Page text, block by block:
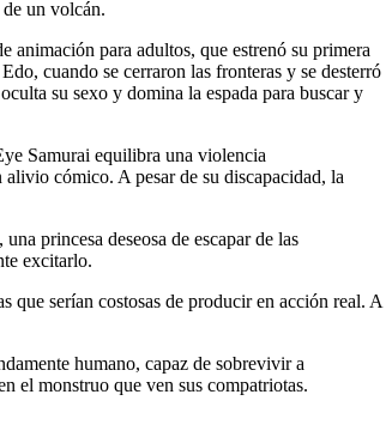
un volcán.
animación para adultos, que estrenó su primera
cuando se cerraron las fronteras y se desterró
su sexo y domina la espada para buscar y
Samurai equilibra una violencia
cómico. A pesar de su discapacidad, la
princesa deseosa de escapar de las
excitarlo.
que serían costosas de producir en acción real. A
humano, capaz de sobrevivir a
el monstruo que ven sus compatriotas.